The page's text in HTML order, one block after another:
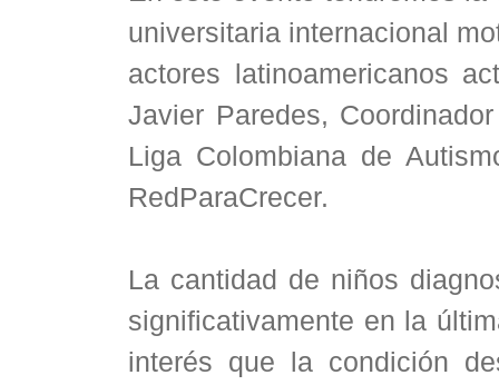
universitaria internacional
actores latinoamericanos
Javier Paredes,
Liga Colombiana de
RedParaCrecer.
La cantidad de niños
significativamente en la
interés que la condición